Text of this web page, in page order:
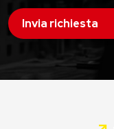
Invia richiesta